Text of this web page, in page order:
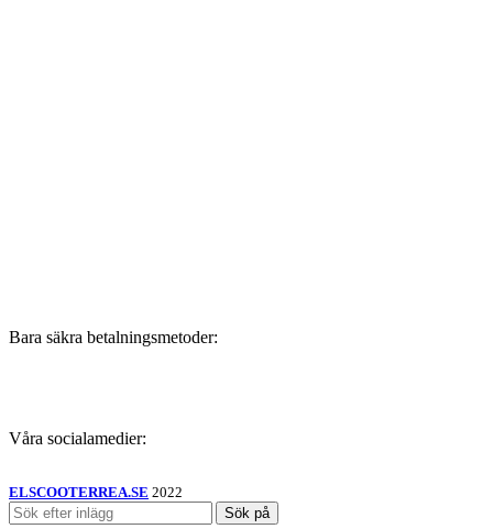
Bara säkra betalningsmetoder:
Våra socialamedier:
ELSCOOTERREA.SE 2022
Sök på